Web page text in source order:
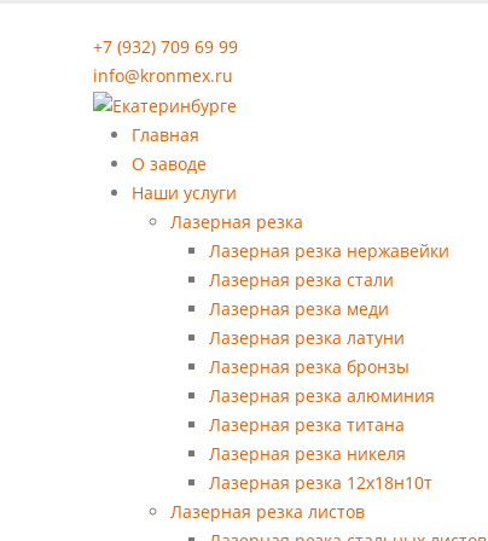
+7 (932) 709 69 99
info@kronmex.ru
Главная
О заводе
Наши услуги
Лазерная резка
Лазерная резка нержавейки
Лазерная резка стали
Лазерная резка меди
Лазерная резка латуни
Лазерная резка бронзы
Лазерная резка алюминия
Лазерная резка титана
Лазерная резка никеля
Лазерная резка 12х18н10т
Лазерная резка листов